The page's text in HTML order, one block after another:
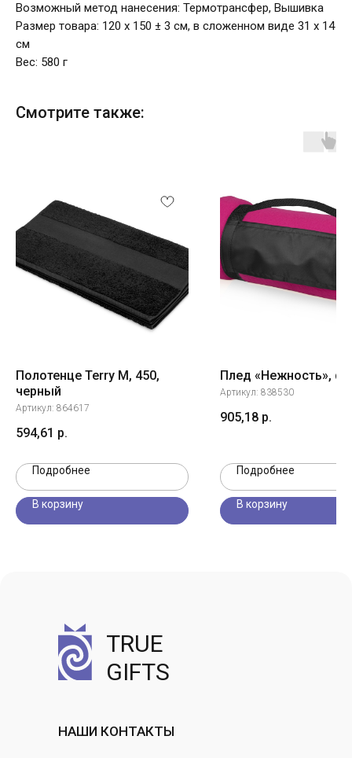
Возможный метод нанесения: Термотрансфер, Вышивка
Размер товара: 120 х 150 ± 3 см, в сложенном виде 31 х 14
см
Вес: 580 г
Смотрите также:
Полотенце Terry М, 450,
черный
Артикул: 864617
594,61 р.
Подробнее
В корзину
Плед «Нежность»,
Артикул: 838530
905,18 р.
Подробнее
В корзину
TRUE
GIFTS
НАШИ КОНТАКТЫ